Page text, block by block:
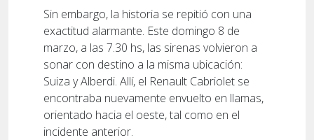
Sin embargo, la historia se repitió con una
exactitud alarmante. Este domingo 8 de
marzo, a las 7.30 hs, las sirenas volvieron a
sonar con destino a la misma ubicación:
Suiza y Alberdi. Allí, el Renault Cabriolet se
encontraba nuevamente envuelto en llamas,
orientado hacia el oeste, tal como en el
incidente anterior.